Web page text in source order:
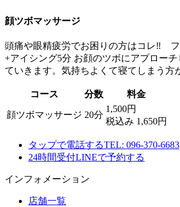
顔ツボマッサージ
頭痛や眼精疲労でお困りの方はコレ‼ フ
+アイシング5分 お顔のツボにアプロー
ていきます。気持ちよくて寝てしまう方
コース 分数 料金
顔ツボマッサージ 20分
1,500円
税込み 1,650円
タップで電話するTEL: 096-370-6683
24時間受付LINEで予約する
インフォメーション
店舗一覧